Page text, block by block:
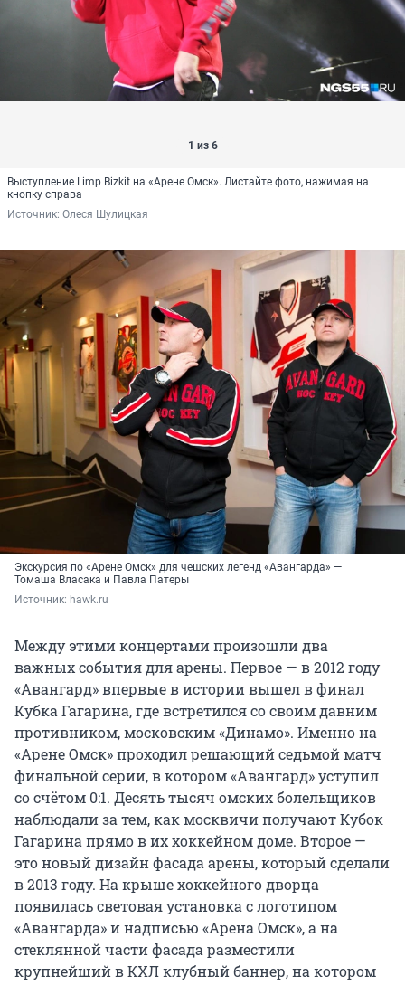
1 из 6
Выступление Limp Bizkit на «Арене Омск». Листайте фото, нажимая на
кнопку справа
Источник: Олеся Шулицкая
Экскурсия по «Арене Омск» для чешских легенд «Авангарда» —
Томаша Власака и Павла Патеры
Источник: hawk.ru
Между этими концертами произошли два
важных события для арены. Первое — в 2012 году
«Авангард» впервые в истории вышел в финал
Кубка Гагарина, где встретился со своим давним
противником, московским «Динамо». Именно на
«Арене Омск» проходил решающий седьмой матч
финальной серии, в котором «Авангард» уступил
со счётом 0:1. Десять тысяч омских болельщиков
наблюдали за тем, как москвичи получают Кубок
Гагарина прямо в их хоккейном доме. Второе —
это новый дизайн фасада арены, который сделали
в 2013 году. На крыше хоккейного дворца
появилась световая установка с логотипом
«Авангарда» и надписью «Арена Омск», а на
стеклянной части фасада разместили
крупнейший в КХЛ клубный баннер, на котором